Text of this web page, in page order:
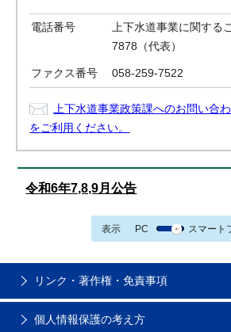
電話番号
上下水道事業に関する
7878（代表）
ファクス番号 058-259-7522
上下水道事業政策課へのお問い合
をご利用ください。
令和6年7,8,9月公告
表示 PC スマート
リンク・著作権・免責事項
個人情報保護の考え方